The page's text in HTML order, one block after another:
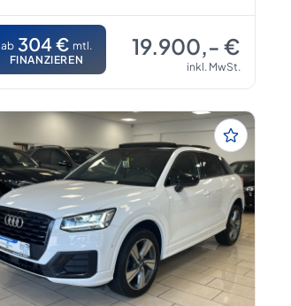
ab 304 € mtl.
FINANZIEREN
19.900,- €
inkl. MwSt.